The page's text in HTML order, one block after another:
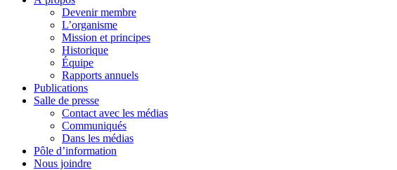
Devenir membre
L’organisme
Mission et principes
Historique
Équipe
Rapports annuels
Publications
Salle de presse
Contact avec les médias
Communiqués
Dans les médias
Pôle d’information
Nous joindre